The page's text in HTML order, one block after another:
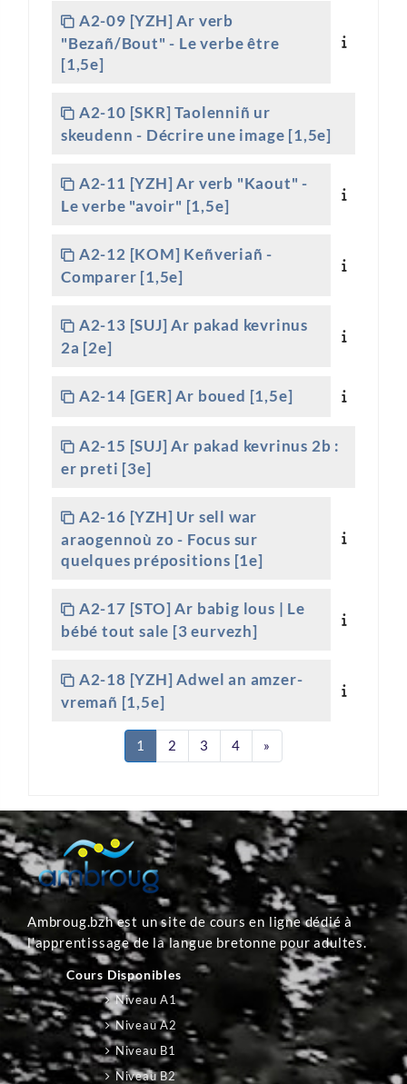
A2-09 [YZH] Ar verb
"Bezañ/Bout" - Le verbe être
[1,5e]
A2-10 [SKR] Taolenniñ ur
skeudenn - Décrire une image [1,5e]
A2-11 [YZH] Ar verb "Kaout" -
Le verbe "avoir" [1,5e]
A2-12 [KOM] Keñveriañ -
Comparer [1,5e]
A2-13 [SUJ] Ar pakad kevrinus
2a [2e]
A2-14 [GER] Ar boued [1,5e]
A2-15 [SUJ] Ar pakad kevrinus 2b :
er preti [3e]
A2-16 [YZH] Ur sell war
araogennoù zo - Focus sur
quelques prépositions [1e]
A2-17 [STO] Ar babig lous | Le
bébé tout sale [3 eurvezh]
A2-18 [YZH] Adwel an amzer-
vremañ [1,5e]
1 Page 1
2 Page 2
3 Page 3
4Page 4
»
Ambroug.bzh est un site de cours en ligne dédié à
l'apprentissage de la langue bretonne pour adultes.
Cours Disponibles
Niveau A1
Niveau A2
Niveau B1
Niveau B2